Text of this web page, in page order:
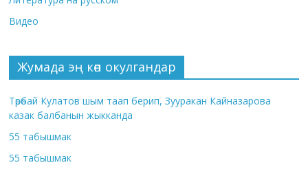
Видео
Жумада эң көп окулгандар
Төрөбай Кулатов шым таап берип, Зууракан Кайназарова
казак балбанын жыкканда
55 табышмак
55 табышмак